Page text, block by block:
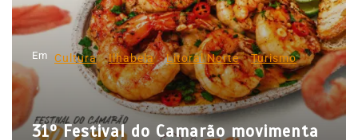
o
d
e
P
s
Em Cultura Ilhabela Litoral Norte Turismo
31º Festival do Camarão movimenta